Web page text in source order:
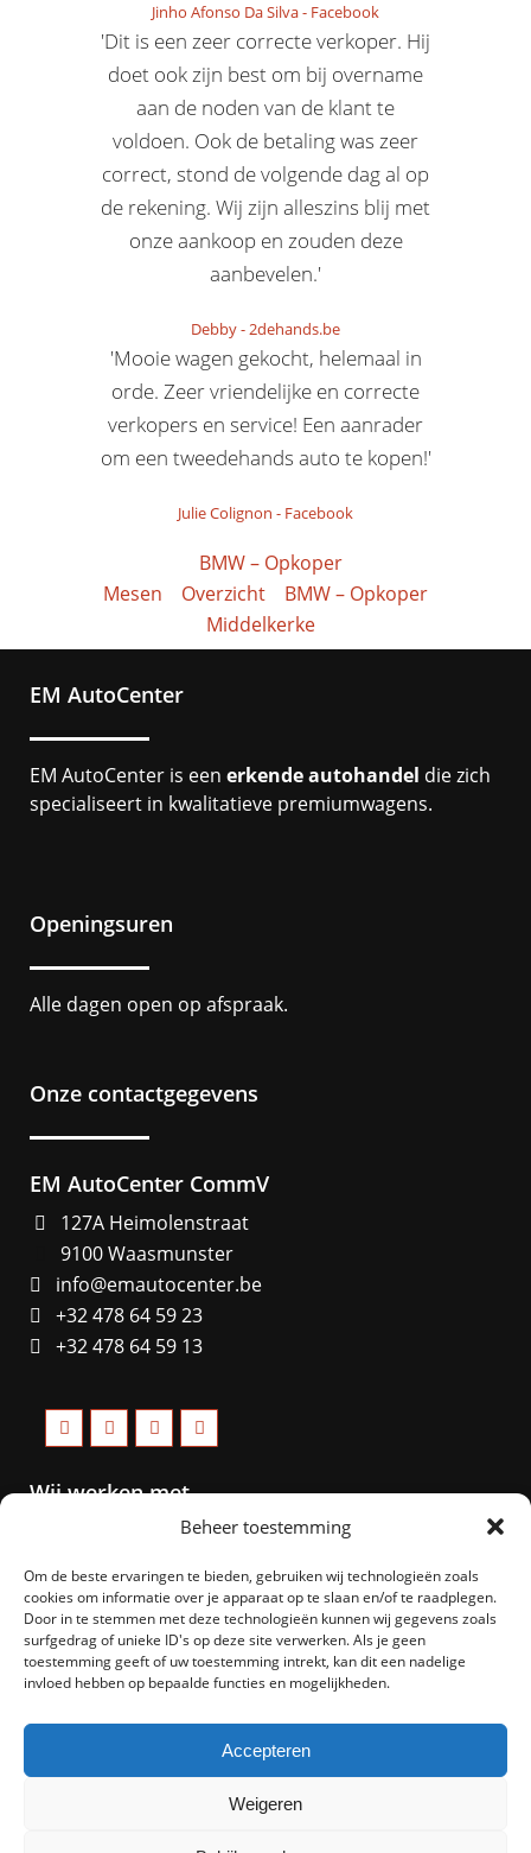
Beheer toestemming
Om de beste ervaringen te bieden, gebruiken wij technologieën zoals
cookies om informatie over je apparaat op te slaan en/of te raadplegen.
Door in te stemmen met deze technologieën kunnen wij gegevens zoals
surfgedrag of unieke ID's op deze site verwerken. Als je geen
toestemming geeft of uw toestemming intrekt, kan dit een nadelige
invloed hebben op bepaalde functies en mogelijkheden.
Accepteren
Weigeren
Jinho Afonso Da Silva- Facebook
'Dit is een zeer correcte verkoper. Hij
doet ook zijn best om bij overname
aan de noden van de klant te
voldoen. Ook de betaling was zeer
correct, stond de volgende dag al op
de rekening. Wij zijn alleszins blij met
onze aankoop en zouden deze
aanbevelen.'
Debby-2dehands.be
'Mooie wagen gekocht, helemaal in
orde. Zeer vriendelijke en correcte
verkopers en service! Een aanrader
om een tweedehands auto te kopen!'
Julie Colignon - Facebook
BMW – Opkoper
Mesen
Overzicht
BMW – Opkoper
Middelkerke
EM AutoCenter
EM AutoCenter is een erkende autohandel die zich
specialiseert in kwalitatieve premiumwagens.
Openingsuren
Alle dagen open op afspraak.
Onze contactgegevens
EM AutoCenter CommV
127A Heimolenstraat
9100 Waasmunster
info@emautocenter.be
+32 478 64 59 23
+32 478 64 59 13
Wij werken met